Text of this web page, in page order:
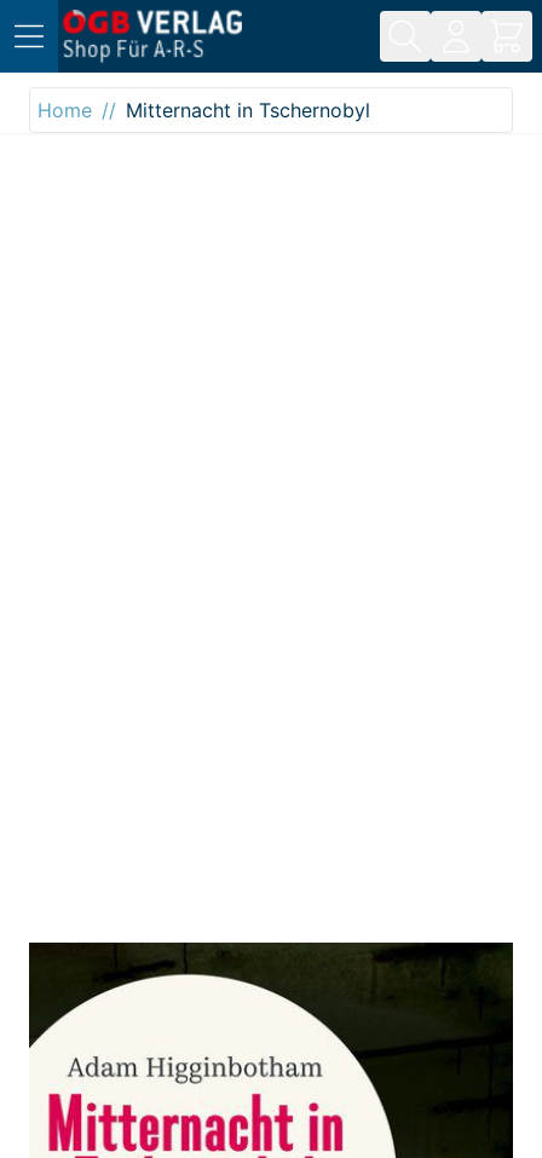
Direkt zum Inhalt
Home
Mitternacht in Tschernobyl
Mitternacht in Tschernobyl
Zur Wunschliste hinzufügen
Die geheime Geschichte der größten